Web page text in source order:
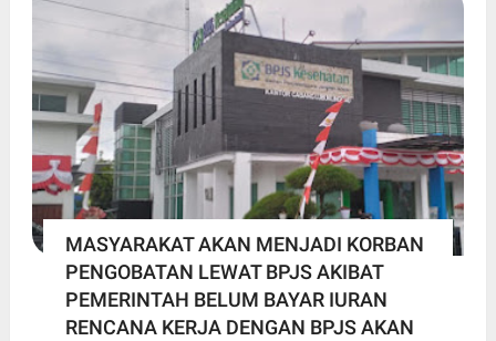
MASYARAKAT AKAN MENJADI KORBAN
PENGOBATAN LEWAT BPJS AKIBAT
PEMERINTAH BELUM BAYAR IURAN
RENCANA KERJA DENGAN BPJS AKAN